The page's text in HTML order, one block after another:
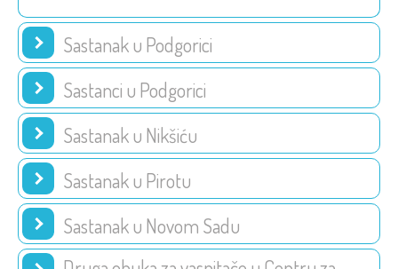
Sastanak u Podgorici
Sastanci u Podgorici
Sastanak u Nikšiću
Sastanak u Pirotu
Sastanak u Novom Sadu